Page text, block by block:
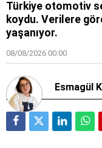
Türkiye otomotiv
koydu. Verilere
yaşanıyor.
08/08/2026 00:00
Esmagül